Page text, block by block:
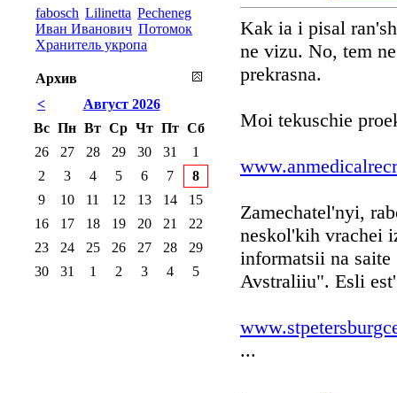
Kak ia i pisal
ne vizu. No, tem
prekrasna.
Moi tekuschie
Zamechatel'nyi,
neskol'kih vrachei
informatsii na
Avstraliiu". Esli
...
fabosch Lilinetta Pecheneg
Иван Иванович Потомок
Хранитель укропа
Архив
<
Август 2026
Вс Пн Вт Ср Чт Пт Сб
26
27 28 29 30 31
1
2
3 4 5 6 7
8
9
10 11 12 13 14
15
16
17 18 19 20 21
22
23
24 25 26 27 28
29
30
31 1 2 3 4 5